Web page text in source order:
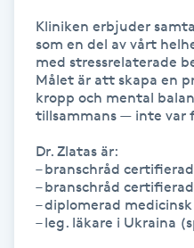
Katun fransar
Kemisk peeling
Keratinbehandling
Kinesiologi
Kinesisk medicin
Kliniken erbjuder
som en del av vårt
med stressrelaterade
Målet är att skapa en
kropp och mental
tillsammans — inte var
Dr. Zlatas är:
– branschråd
– branschråd
– diplomerad
– leg. läkare i Ukraina